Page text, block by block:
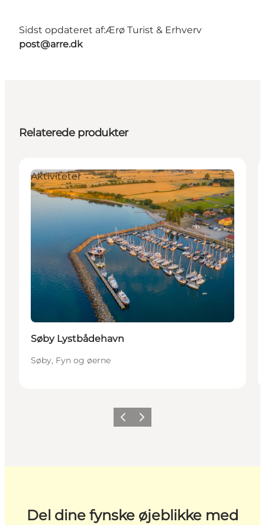
Sidst opdateret af:Ærø Turist & Erhverv
post@arre.dk
Relaterede produkter
Aktiviteter
Søby Lystbådehavn
Søby, Fyn og øerne
ForrigeNæste
Del dine fynske øjeblikke med